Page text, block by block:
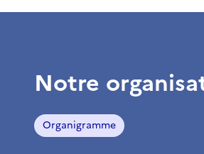
Notre
Organigramme